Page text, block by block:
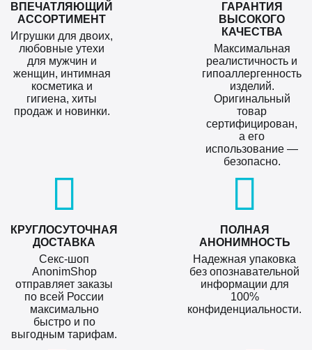
ВПЕЧАТЛЯЮЩИЙ
АССОРТИМЕНТ
Игрушки для двоих,
любовные утехи
для мужчин и
женщин, интимная
косметика и
гигиена, хиты
продаж и новинки.
ГАРАНТИЯ
ВЫСОКОГО
КАЧЕСТВА
Максимальная
реалистичность и
гипоаллергенность
изделий.
Оригинальный
товар
сертифицирован,
а его
использование —
безопасно.
КРУГЛОСУТОЧНАЯ
ДОСТАВКА
Секс-шоп
AnonimShop
отправляет заказы
по всей России
максимально
быстро и по
выгодным тарифам.
ПОЛНАЯ
АНОНИМНОСТЬ
Надежная упаковка
без опознавательной
информации для
100%
конфиденциальности.